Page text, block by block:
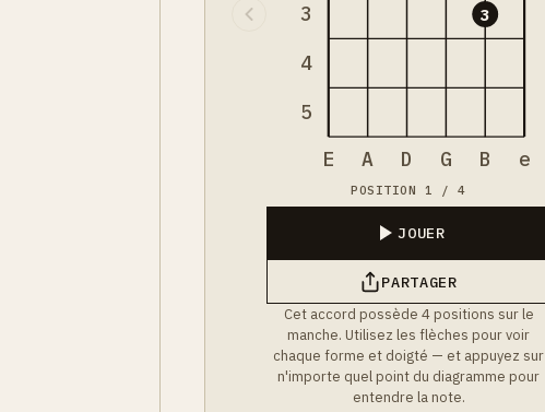
3
4
5
3
E A D G B e
POSITION 1 / 4
JOUER
PARTAGER
Cet accord possède 4 positions sur le
manche. Utilisez les flèches pour voir
chaque forme et doigté — et appuyez sur
n'importe quel point du diagramme pour
entendre la note.